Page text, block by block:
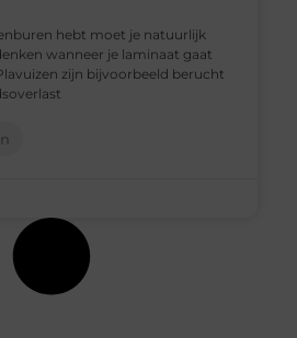
hebt moet je natuurlijk
wanneer je laminaat gaat
zijn bijvoorbeeld berucht